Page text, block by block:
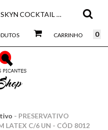
PRESERVATIVO BLOWTEX SKYN COCKTAIL SEM LATEX C/6 UN - CÓD 8012
0
CARRINHO
- PRESERVATIVO
LATEX C/6 UN - CÓD 8012